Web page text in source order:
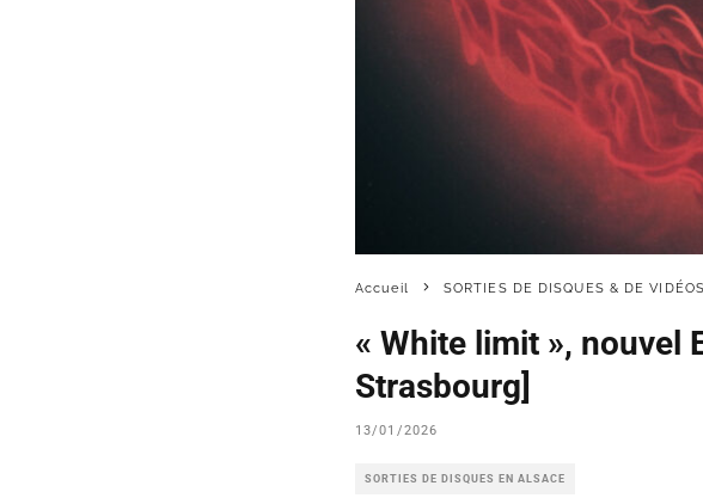
Accueil SORTIES DE DISQUES & DE VIDÉOS
« White limit », nouvel
Strasbourg]
13/01/2026
SORTIES DE DISQUES EN ALSACE